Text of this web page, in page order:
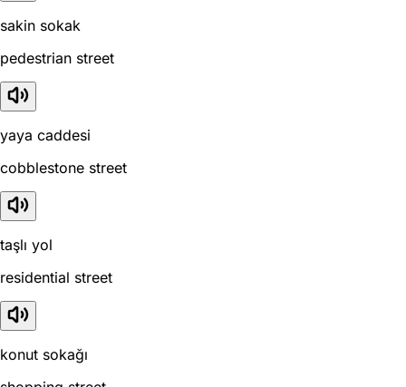
sakin sokak
pedestrian street
yaya caddesi
cobblestone street
taşlı yol
residential street
konut sokağı